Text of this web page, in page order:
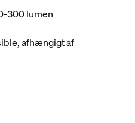
300 lumen
afhængigt af